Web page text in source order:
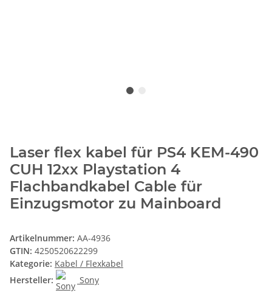
Laser flex kabel für PS4 KEM-490
CUH 12xx Playstation 4
Flachbandkabel Cable für
Einzugsmotor zu Mainboard
Artikelnummer: AA-4936
GTIN: 4250520622299
Kategorie: Kabel / Flexkabel
Hersteller:
Sony